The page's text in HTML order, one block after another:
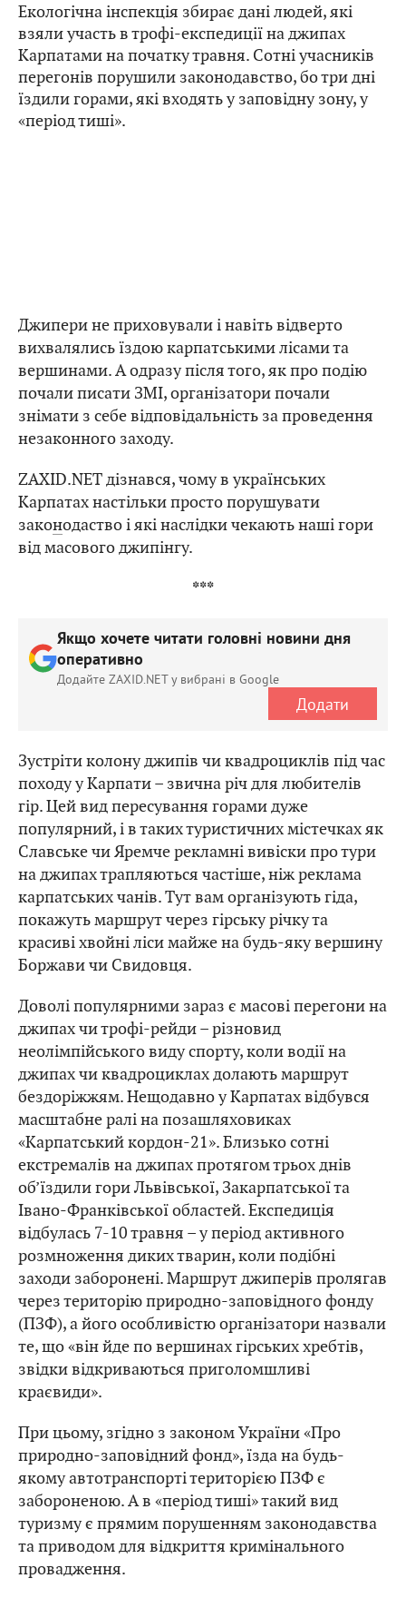
Екологічна інспекція збирає дані людей, які
взяли участь в трофі-експедиції на джипах
Карпатами на початку травня. Сотні учасників
перегонів порушили законодавство, бо три дні
їздили горами, які входять у заповідну зону, у
«період тиші».
Джипери не приховували і навіть відверто
вихвалялись їздою карпатськими лісами та
вершинами. А одразу після того, як про подію
почали писати ЗМІ, організатори почали
знімати з себе відповідальність за проведення
незаконного заходу.
ZAXID.NET дізнався, чому в українських
Карпатах настільки просто порушувати
законодаство і які наслідки чекають наші гори
від масового джипінгу.
***
Якщо хочете читати головні новини дня
оперативно
Додайте ZAXID.NET у вибрані в Google
Додати
Зустріти колону джипів чи квадроциклів під час
походу у Карпати – звична річ для любителів
гір. Цей вид пересування горами дуже
популярний, і в таких туристичних містечках як
Славське чи Яремче рекламні вивіски про тури
на джипах трапляються частіше, ніж реклама
карпатських чанів. Тут вам організують гіда,
покажуть маршрут через гірську річку та
красиві хвойні ліси майже на будь-яку вершину
Боржави чи Свидовця.
Доволі популярними зараз є масові перегони на
джипах чи трофі-рейди – різновид
неолімпійського виду спорту, коли водії на
джипах чи квадроциклах долають маршрут
бездоріжжям. Нещодавно у Карпатах відбувся
масштабне ралі на позашляховиках
«Карпатський кордон-21». Близько сотні
екстремалів на джипах протягом трьох днів
об’їздили гори Львівської, Закарпатської та
Івано-Франківської областей. Експедиція
відбулась 7-10 травня – у період активного
розмноження диких тварин, коли подібні
заходи заборонені. Маршрут джиперів пролягав
через територію природно-заповідного фонду
(ПЗФ), а його особливістю організатори назвали
те, що «він йде по вершинах гірських хребтів,
звідки відкриваються приголомшливі
краєвиди».
При цьому, згідно з законом України «Про
природно-заповідний фонд», їзда на будь-
якому автотранспорті територією ПЗФ є
забороненою. А в «період тиші» такий вид
туризму є прямим порушенням законодавства
та приводом для відкриття кримінального
провадження.